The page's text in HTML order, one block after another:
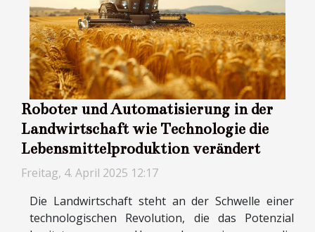
Roboter und Automatisierung in der
Landwirtschaft wie Technologie die
Lebensmittelproduktion verändert
Freitag, 4. April 2025 12:17
Die Landwirtschaft steht an der Schwelle einer
technologischen Revolution, die das Potenzial